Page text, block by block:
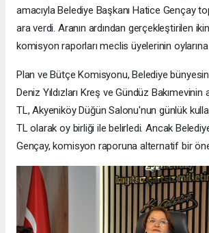
amacıyla Belediye Başkanı Hatice Gençay
ara verdi. Aranın ardından gerçekleştirilen
komisyon raporları meclis üyelerinin
Plan ve Bütçe Komisyonu, Belediye
Deniz Yıldızları Kreş ve Gündüz Bakımevinin
TL, Akyeniköy Düğün Salonu'nun günlük
TL olarak oy birliği ile belirledi. Ancak
Gençay, komisyon raporuna alternatif bir